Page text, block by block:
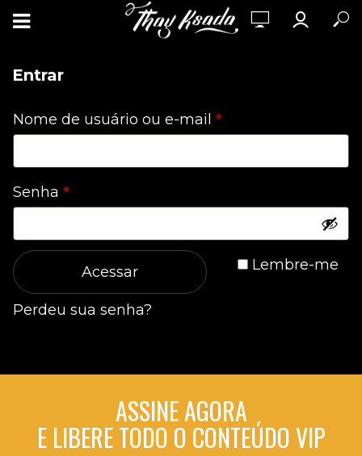
Entrar
Nome de usuário ou e-mail *Obrigatório
Senha *Obrigatório
Lembre-me
Acessar
Perdeu sua senha?
ASSINE AGORA
E LIBERE TODO O CONTEÚDO VIP